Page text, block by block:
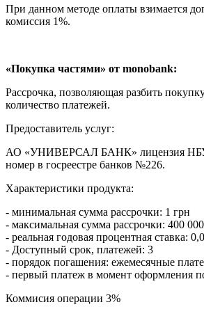
При данном методе оплаты взимается
комиссия 1%.
«Покупка частями» от monobank:
Рассрочка, позволяющая разбить
количество платежей.
Предоставитель услуг:
АО «УНИВЕРСАЛ БАНК» лицензия НБУ
номер в госреестре банков №226.
Характеристики продукта:
- минимальная сумма рассрочки: 1 грн
- максимальная сумма рассрочки: 400
- реальная годовая процентная ставка:
- Доступный срок, платежей: 3
- порядок погашения: ежемесячные
- первый платеж в момент оформления
Коммисия операции 3%